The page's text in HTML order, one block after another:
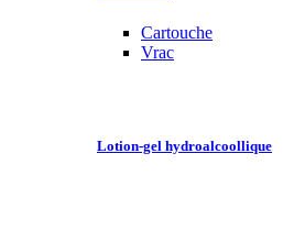
Cartouche
Vrac
Lotion-gel hydroalcoollique